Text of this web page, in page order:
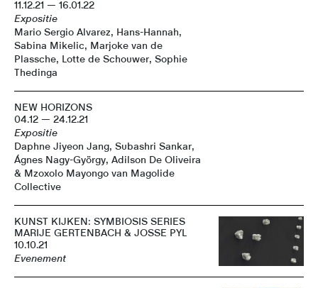
11.12.21 — 16.01.22
Expositie
Mario Sergio Alvarez, Hans-Hannah,
Sabina Mikelic, Marjoke van de
Plassche, Lotte de Schouwer, Sophie
Thedinga
NEW HORIZONS
04.12 — 24.12.21
Expositie
Daphne Jiyeon Jang, Subashri Sankar,
Ágnes Nagy-György, Adilson De Oliveira
& Mzoxolo Mayongo van Magolide
Collective
KUNST KIJKEN: SYMBIOSIS SERIES
MARIJE GERTENBACH & JOSSE PYL
10.10.21
Evenement